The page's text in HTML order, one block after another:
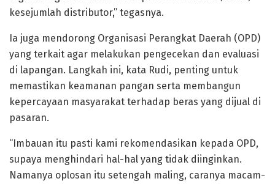
kesejumlah distributor,” tegasnya.
Ia juga mendorong Organisasi Perangkat Daerah (OPD)
yang terkait agar melakukan pengecekan dan evaluasi
di lapangan. Langkah ini, kata Rudi, penting untuk
memastikan keamanan pangan serta membangun
kepercayaan masyarakat terhadap beras yang dijual di
pasaran.
“Imbauan itu pasti kami rekomendasikan kepada OPD,
supaya menghindari hal-hal yang tidak diinginkan.
Namanya oplosan itu setengah maling, caranya macam-